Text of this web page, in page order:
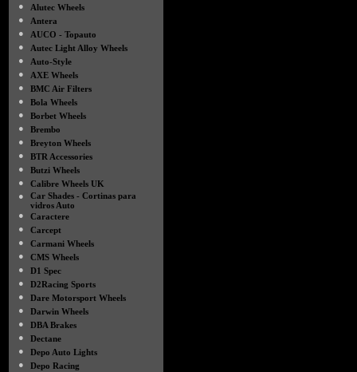
●
Alutec Wheels
●
Antera
●
AUCO - Topauto
●
Autec Light Alloy Wheels
●
Auto-Style
●
AXE Wheels
●
BMC Air Filters
●
Bola Wheels
●
Borbet Wheels
●
Brembo
●
Breyton Wheels
●
BTR Accessories
●
Butzi Wheels
●
Calibre Wheels UK
●
Car Shades - Cortinas para
vidros Auto
●
Caractere
●
Carcept
●
Carmani Wheels
●
CMS Wheels
●
D1 Spec
●
D2Racing Sports
●
Dare Motorsport Wheels
●
Darwin Wheels
●
DBA Brakes
●
Dectane
●
Depo Auto Lights
●
Depo Racing